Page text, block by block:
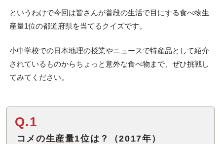
というわけで今回は皆さんが普段の生活で目にする食べ物生
産量1位の都道府県を当てるクイズです。
小中学校での日本地理の授業やニュースで特産品として紹介
されているものからちょっと意外な食べ物まで、ぜひ挑戦し
てみてください。
Q.1
コメの生産量1位は？（2017年）